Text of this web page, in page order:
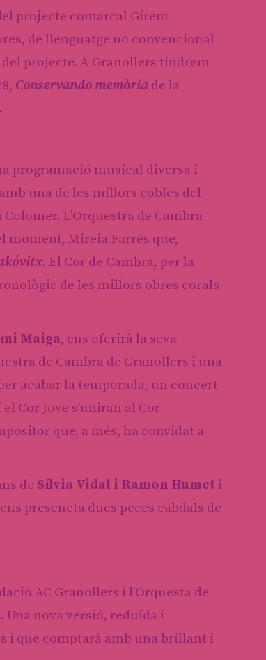
projecte comarcal Girem
de llenguatge no convencional
projecte. A Granollers tindrem
Conservando memòria de la
programació musical diversa i
amb una de les millors cobles del
L’Orquestra de Cambra
moment, Mireia Farrés que,
. El Cor de Cambra, per la
de les millors obres corals
Maiga, ens oferirà la seva
de Cambra de Granollers i una
acabar la temporada, un concert
Cor Jove s’uniran al Cor
que, a més, ha convidat a
de Sílvia Vidal i Ramon Humet i
preseneta dues peces cabdals de
AC Granollers i l’Orquesta de
Una nova versió, reduïda i
i que comptarà amb una brillant i